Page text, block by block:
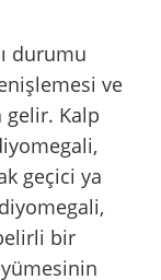
durumu
ve
Kalp
geçici ya
bir